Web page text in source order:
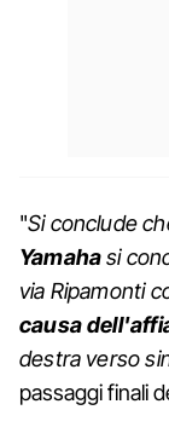
"Si conclude
Yamahasi
via Ripamonti
causa
destra verso
passaggi finali